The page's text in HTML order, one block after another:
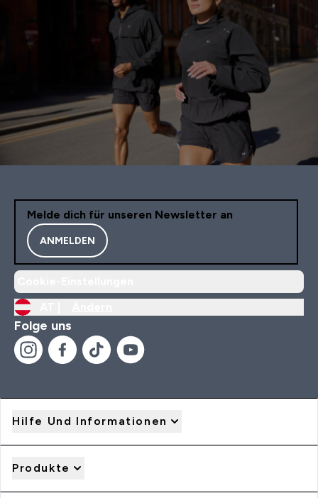
Melde dich für unseren Newsletter an
ANMELDEN
Folge uns
Hilfe Und Informationen
Produkte